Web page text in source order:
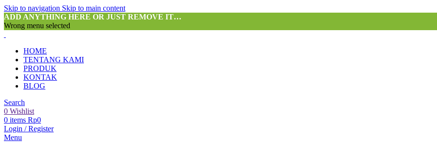
Skip to navigation Skip to main content
ADD ANYTHING HERE OR JUST REMOVE IT…
Wrong menu selected
HOME
TENTANG KAMI
PRODUK
KONTAK
BLOG
Search
0 Wishlist
0 items Rp0
Login / Register
Menu